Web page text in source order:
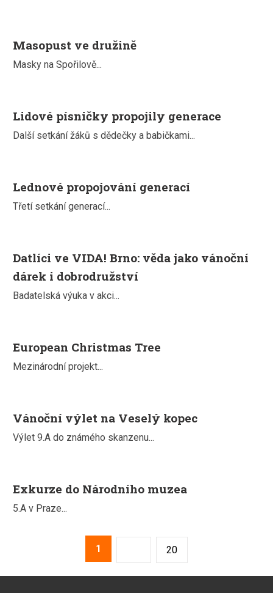
Masopust ve družině
Masky na Spořilově...
Lidové písničky propojily generace
Další setkání žáků s dědečky a babičkami...
Lednové propojování generací
Třetí setkání generací...
Datlíci ve VIDA! Brno: věda jako vánoční
dárek i dobrodružství
Badatelská výuka v akci...
European Christmas Tree
Mezinárodní projekt...
Vánoční výlet na Veselý kopec
Výlet 9.A do známého skanzenu...
Exkurze do Národního muzea
5.A v Praze...
1 Následující20